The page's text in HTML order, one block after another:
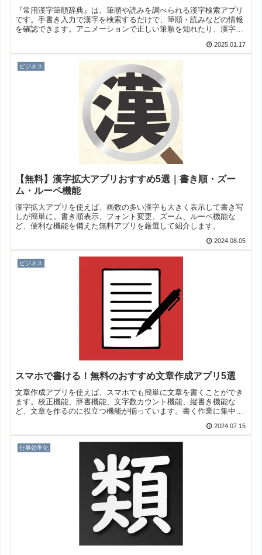
『常用漢字筆順辞典』は、筆順や読みを調べられる漢字検索アプリ
です。手書き入力で漢字を検索するだけで、筆順・読みなどの情報
を確認できます。アニメーションで正しい筆順を知れたり、漢字を
2025.01.17
ビジネス
【無料】漢字拡大アプリおすすめ5選｜書き順・ズー
ム・ルーペ機能
漢字拡大アプリを使えば、画数の多い漢字も大きく表示して書き写
しが簡単に。書き順表示、フォント変更、ズーム、ルーペ機能な
ど、便利な機能を備えた無料アプリを厳選して紹介します。
2024.08.05
ビジネス
スマホで書ける！無料のおすすめ文章作成アプリ5選
文章作成アプリを使えば、スマホでも簡単に文章を書くことができ
ます。校正機能、辞書機能、文字数カウント機能、縦書き機能な
ど、文章を作るのに役立つ機能が揃っています。書く作業に集中で
2024.07.15
仕事効率化